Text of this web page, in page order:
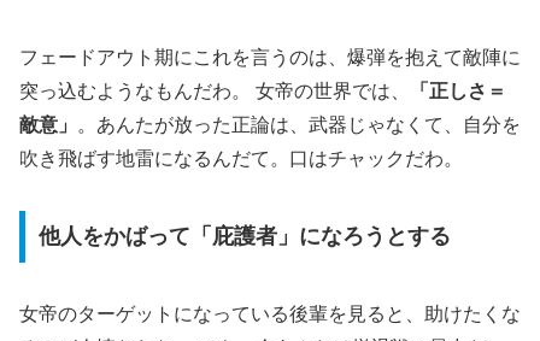
フェードアウト期にこれを言うのは、爆弾を抱えて敵陣に
突っ込むようなもんだわ。 女帝の世界では、
「正しさ＝
敵意」
。あんたが放った正論は、武器じゃなくて、自分を
吹き飛ばす地雷になるんだて。口はチャックだわ。
他人をかばって「庇護者」になろうとする
女帝のターゲットになっている後輩を見ると、助けたくな